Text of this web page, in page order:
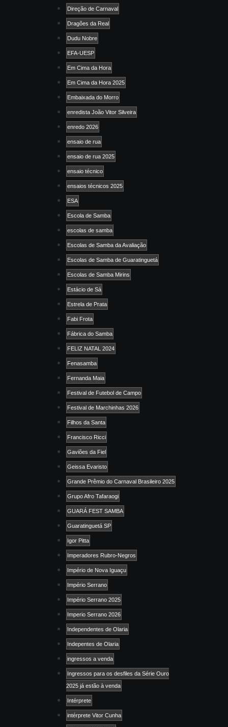
Direção de Carnaval
Dragões da Real
Dudu Nobre
EFA-UESP
Em Cima da Hora
Em Cima da Hora 2025
Embaixada do Morro
enredista João Vitor Silveira
enredo 2026
ensaio de rua
ensaio de rua 2025
ensaio técnico
ensaios técnicos 2025
ESA
Escola de Samba
escolas de samba
Escolas de Samba da Avaliação
Escolas de Samba de Guaratinguetá
Escolas de Samba Mirins
Estácio de Sá
Estrela de Prata
Fabi Frota
Fábrica do Samba
FELIZ NATAL 2024
Fenasamba
Fernanda Maia
Festival de Futebol de Campo
Festival de Marchinhas 2026
Filhos da Santa
Francisco Ricci
Gaviões da Fiel
Geissa Evaristo
Grande Prêmio do Carnaval Brasileiro 2025
Grupo Afro Tafaraogi
GUARÁ FEST SAMBA
Guaratinguetá SP
Igor Pitta
Imperadores Rubro-Negros
Império de Nova Iguaçu
Império Serrano
Império Serrano 2025
Imperio Serrano 2026
Independentes de Olaria
Indepentes de Olaria
ingressos a venda
Ingressos para os desfiles da Série Ouro
2025 já estão à venda
Intérprete
intérprete Vitor Cunha